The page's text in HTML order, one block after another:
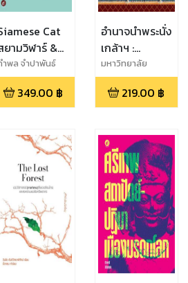
Cat
ยามวิฬาร์ &
ระวัติศาสตร์
ทยฉบับแมว
เหมียว
ำพล จำปาพันธ์
349.00 ฿
อำนาจนำพระนั่ง
เกล้าฯ :
การเมือง
วัฒนธรรมของ
ชนชั้นนำต้น
มหาวิทยาลัย
เชียงใหม่,ปวีณา หมู่
อุบล 219.00 ฿